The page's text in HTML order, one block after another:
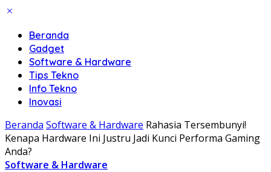
Beranda
Gadget
Software & Hardware
Tips Tekno
Info Tekno
Inovasi
Beranda Software & Hardware Rahasia Tersembunyi!
Kenapa Hardware Ini Justru Jadi Kunci Performa Gaming
Anda?
Software & Hardware